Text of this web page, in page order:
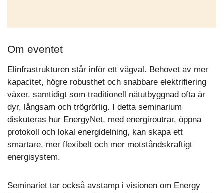
Om eventet
Elinfrastrukturen står inför ett vägval. Behovet av mer
kapacitet, högre robusthet och snabbare elektrifiering
växer, samtidigt som traditionell nätutbyggnad ofta är
dyr, långsam och trögrörlig. I detta seminarium
diskuteras hur EnergyNet, med energiroutrar, öppna
protokoll och lokal energidelning, kan skapa ett
smartare, mer flexibelt och mer motståndskraftigt
energisystem.
Seminariet tar också avstamp i visionen om Energy